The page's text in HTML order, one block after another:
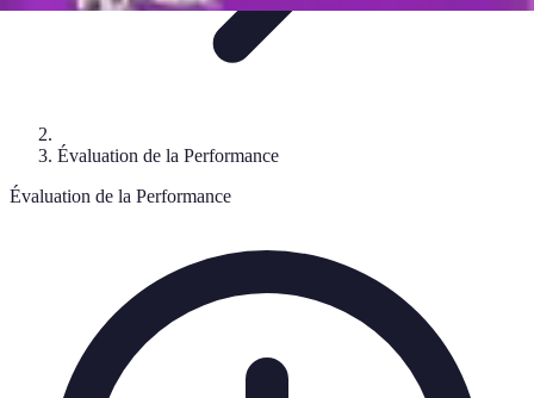
Évaluation de la Performance
Évaluation de la Performance